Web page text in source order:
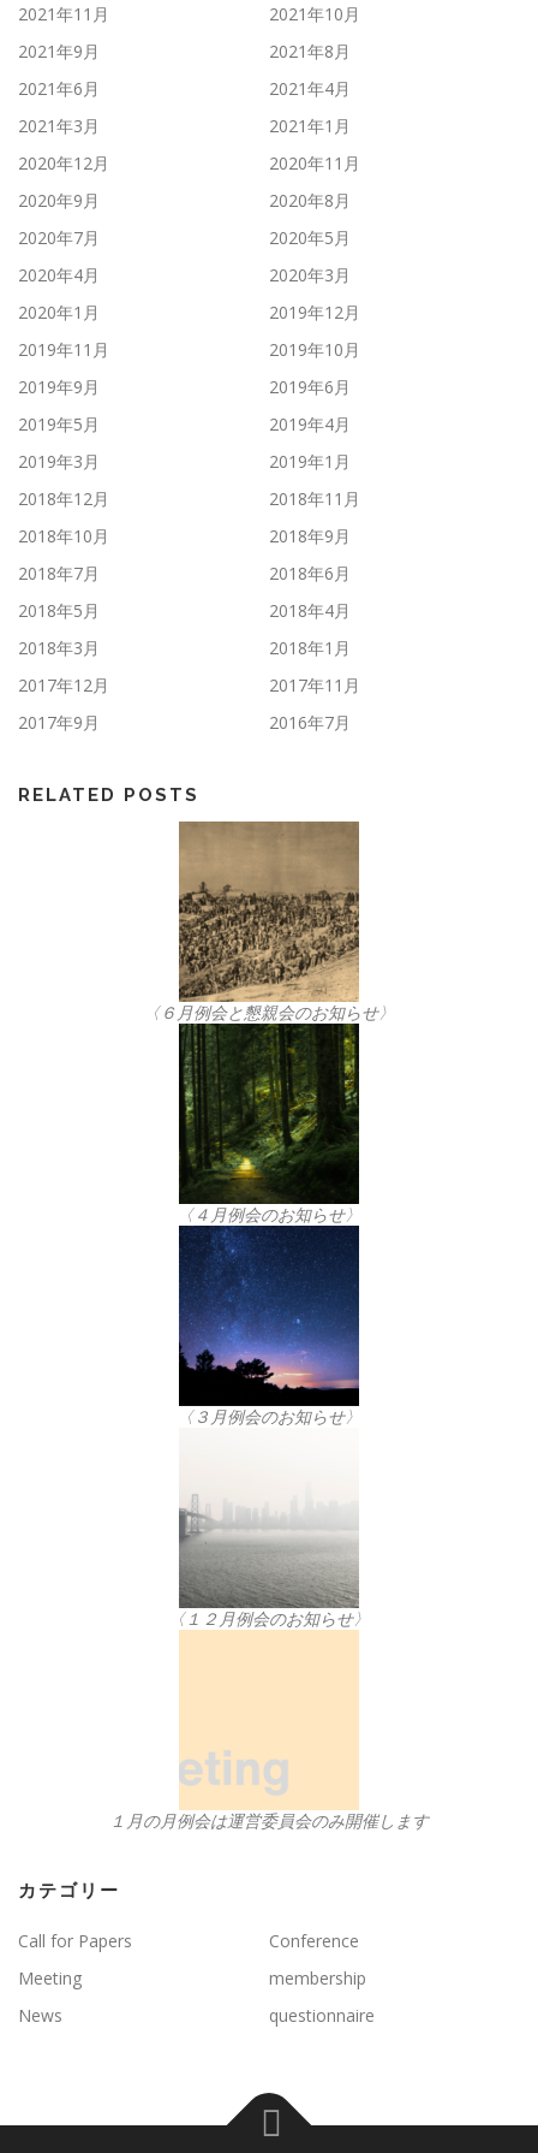
2021年11月
2021年10月
2021年9月
2021年8月
2021年6月
2021年4月
2021年3月
2021年1月
2020年12月
2020年11月
2020年9月
2020年8月
2020年7月
2020年5月
2020年4月
2020年3月
2020年1月
2019年12月
2019年11月
2019年10月
2019年9月
2019年6月
2019年5月
2019年4月
2019年3月
2019年1月
2018年12月
2018年11月
2018年10月
2018年9月
2018年7月
2018年6月
2018年5月
2018年4月
2018年3月
2018年1月
2017年12月
2017年11月
2017年9月
2016年7月
RELATED POSTS
〈６月例会と懇親会のお知らせ〉
〈４月例会のお知らせ〉
〈３月例会のお知らせ〉
〈１２月例会のお知らせ〉
１月の月例会は運営委員会のみ開催します
カテゴリー
Call for Papers
Conference
Meeting
membership
News
questionnaire